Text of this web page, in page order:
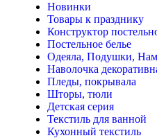
Новинки
Товары к празднику
Конструктор
Постельное белье
Одеяла, Подушки,
Наволочка
Пледы, покрывала
Шторы, тюли
Детская серия
Текстиль для ванной
Кухонный текстиль